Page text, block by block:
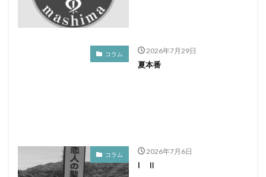
コラム 2026年7月29日
夏本番
コラム 2026年7月6日
I Ⅱ